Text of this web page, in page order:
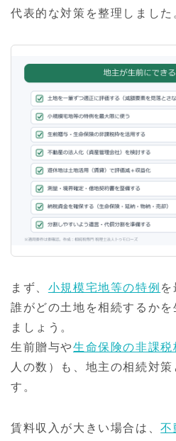
代表的な対策を整理しました
まず、 小規模宅地等の特例 を
誰がどの土地を相続するかを
ましょう。
生前贈与や生命保険の非課税
人の数）も、地主の相続対
す。
賃料収入が大きい場合は、不